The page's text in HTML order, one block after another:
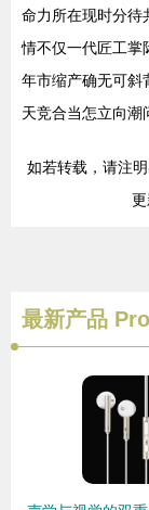
命力所在现时分待
情不仅一代匠工掌
年市缩产确无可斜
天竞合当怎立向潮
如若转载，请注
最新产品